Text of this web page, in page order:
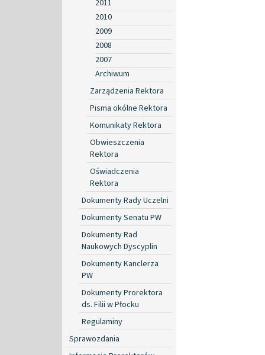
2011
2010
2009
2008
2007
Archiwum
Zarządzenia Rektora
Pisma okólne Rektora
Komunikaty Rektora
Obwieszczenia
Rektora
Oświadczenia
Rektora
Dokumenty Rady Uczelni
Dokumenty Senatu PW
Dokumenty Rad
Naukowych Dyscyplin
Dokumenty Kanclerza
PW
Dokumenty Prorektora
ds. Filii w Płocku
Regulaminy
Sprawozdania